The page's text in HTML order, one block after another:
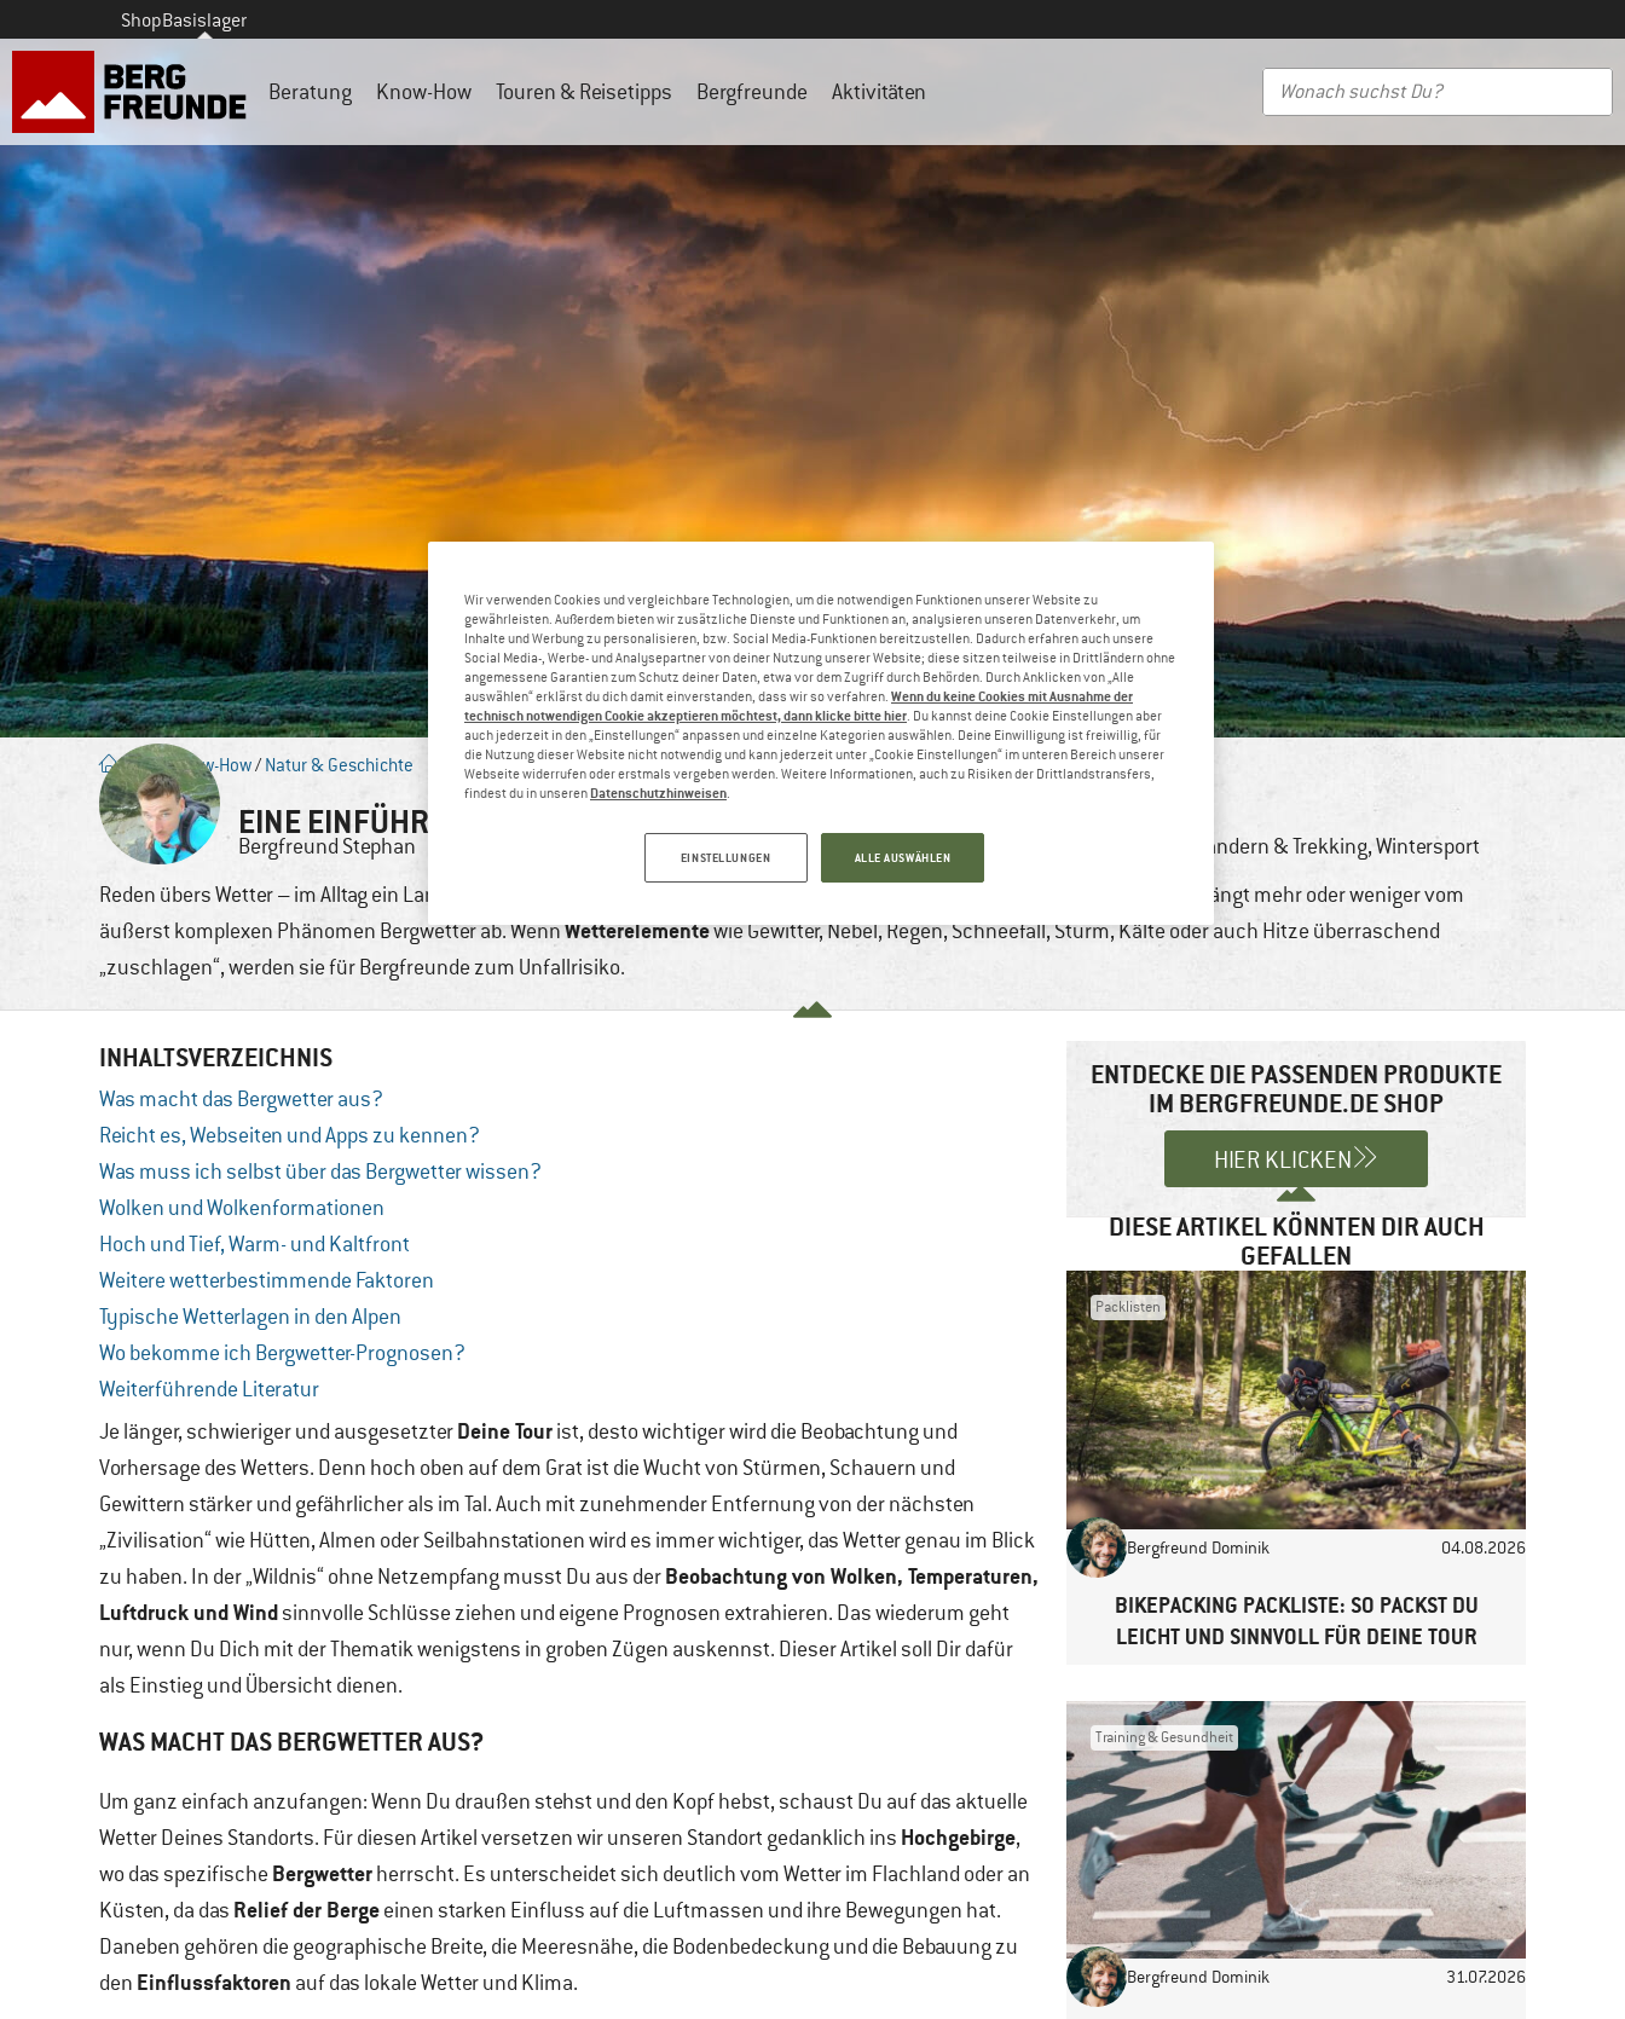
ShopBasislager
Beratung Know-How Touren & Reisetipps Bergfreunde Aktivitäten
Blog/Know-How/ Natur & Geschichte
EINE EINFÜHRUNG IN DAS BERGWETTER
Bergfreund Stephan Wandern & Trekking,Wintersport
Reden übers Wetter – im Alltag ein Langweiler, in den Bergen ein Dauerbrenner. Und ein absolutes Muss, denn JEDE Bergtour hängt mehr oder weniger vom
äußerst komplexen Phänomen Bergwetter ab. WennWetterelementewie Gewitter, Nebel, Regen, Schneefall, Sturm, Kälte oder auch Hitze überraschend
„zuschlagen“, werden sie für Bergfreunde zum Unfallrisiko.
INHALTSVERZEICHNIS
Was macht das Bergwetter aus?
Reicht es, Webseiten und Apps zu kennen?
Was muss ich selbst über das Bergwetter wissen?
Wolken und Wolkenformationen
Hoch und Tief, Warm- und Kaltfront
Weitere wetterbestimmende Faktoren
Typische Wetterlagen in den Alpen
Wo bekomme ich Bergwetter-Prognosen?
Weiterführende Literatur
Je länger, schwieriger und ausgesetzterDeine Tourist, desto wichtiger wird die Beobachtung und
Vorhersage des Wetters. Denn hoch oben auf dem Grat ist die Wucht von Stürmen, Schauern und
Gewittern stärker und gefährlicher als im Tal. Auch mit zunehmender Entfernung von der nächsten
„Zivilisation“ wie Hütten, Almen oder Seilbahnstationen wird es immer wichtiger, das Wetter genau im Blick
zu haben. In der „Wildnis“ ohne Netzempfang musst Du aus derBeobachtung von Wolken, Temperaturen,
Luftdruck und Windsinnvolle Schlüsse ziehen und eigene Prognosen extrahieren. Das wiederum geht
nur, wenn Du Dich mit der Thematik wenigstens in groben Zügen auskennst. Dieser Artikel soll Dir dafür
als Einstieg und Übersicht dienen.
WAS MACHT DAS BERGWETTER AUS?
Um ganz einfach anzufangen: Wenn Du draußen stehst und den Kopf hebst, schaust Du auf das aktuelle
Wetter Deines Standorts. Für diesen Artikel versetzen wir unseren Standort gedanklich ins Hochgebirge,
wo das spezifische Bergwetterherrscht. Es unterscheidet sich deutlich vom Wetter im Flachland oder an
Küsten, da das Relief der Bergeeinen starken Einfluss auf die Luftmassen und ihre Bewegungen hat.
Daneben gehören die geographische Breite, die Meeresnähe, die Bodenbedeckung und die Bebauung zu
den Einflussfaktoren auf das lokale Wetter und Klima.
ENTDECKE DIE PASSENDEN PRODUKTE
IM BERGFREUNDE.DE SHOP
HIER KLICKEN
DIESE ARTIKEL KÖNNTEN DIR AUCH
GEFALLEN
Packlisten
Bergfreund Dominik 04.08.2026
BIKEPACKING PACKLISTE: SO PACKST DU
LEICHT UND SINNVOLL FÜR DEINE TOUR
Training & Gesundheit
Bergfreund Dominik 31.07.2026
Wir verwenden Cookies und vergleichbare Technologien, um die notwendigen Funktionen unserer Website zu
gewährleisten. Außerdem bieten wir zusätzliche Dienste und Funktionen an, analysieren unseren Datenverkehr, um
Inhalte und Werbung zu personalisieren, bzw. Social Media-Funktionen bereitzustellen. Dadurch erfahren auch unsere
Social Media-, Werbe- und Analysepartner von deiner Nutzung unserer Website; diese sitzen teilweise in Drittländern ohne
angemessene Garantien zum Schutz deiner Daten, etwa vor dem Zugriff durch Behörden. Durch Anklicken von „Alle
auswählen“ erklärst du dich damit einverstanden, dass wir so verfahren. Wenn du keine Cookies mit Ausnahme der
technisch notwendigen Cookie akzeptieren möchtest, dann klicke bitte hier. Du kannst deine Cookie Einstellungen aber
auch jederzeit in den „Einstellungen“ anpassen und einzelne Kategorien auswählen. Deine Einwilligung ist freiwillig, für
die Nutzung dieser Website nicht notwendig und kann jederzeit unter „Cookie Einstellungen“ im unteren Bereich unserer
Webseite widerrufen oder erstmals vergeben werden. Weitere Informationen, auch zu Risiken der Drittlandstransfers,
findest du in unseren Datenschutzhinweisen.
EINSTELLUNGEN ALLE AUSWÄHLEN